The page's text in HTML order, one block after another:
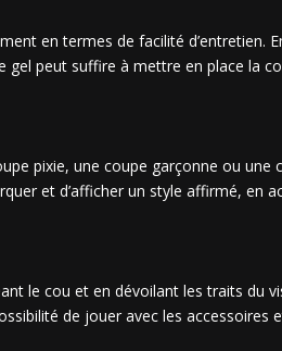
en termes de facilité d’entretien.
peut suffire à mettre en place la
pixie, une coupe garçonne ou une
et d’afficher un style affirmé, en
le cou et en dévoilant les traits du
de jouer avec les accessoires